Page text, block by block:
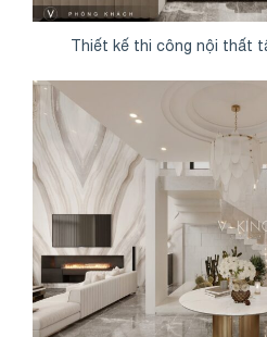
Thiết kế thi công nội thất